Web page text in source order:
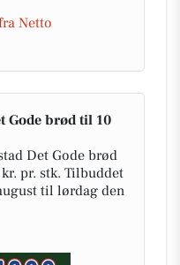
Netto
Gode brød til 10
Det Gode brød
pr. stk. Tilbuddet
til lørdag den